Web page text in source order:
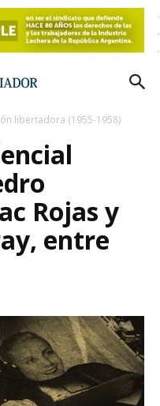
libertadora (1955-1958)
Rojas y
entre